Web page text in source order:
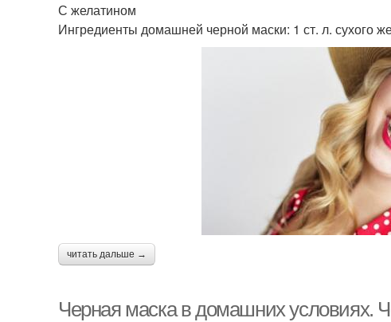
С желатином
Ингредиенты домашней черной маски: 1 ст. л. сухого
читать дальше →
Черная маска в домашних условиях.